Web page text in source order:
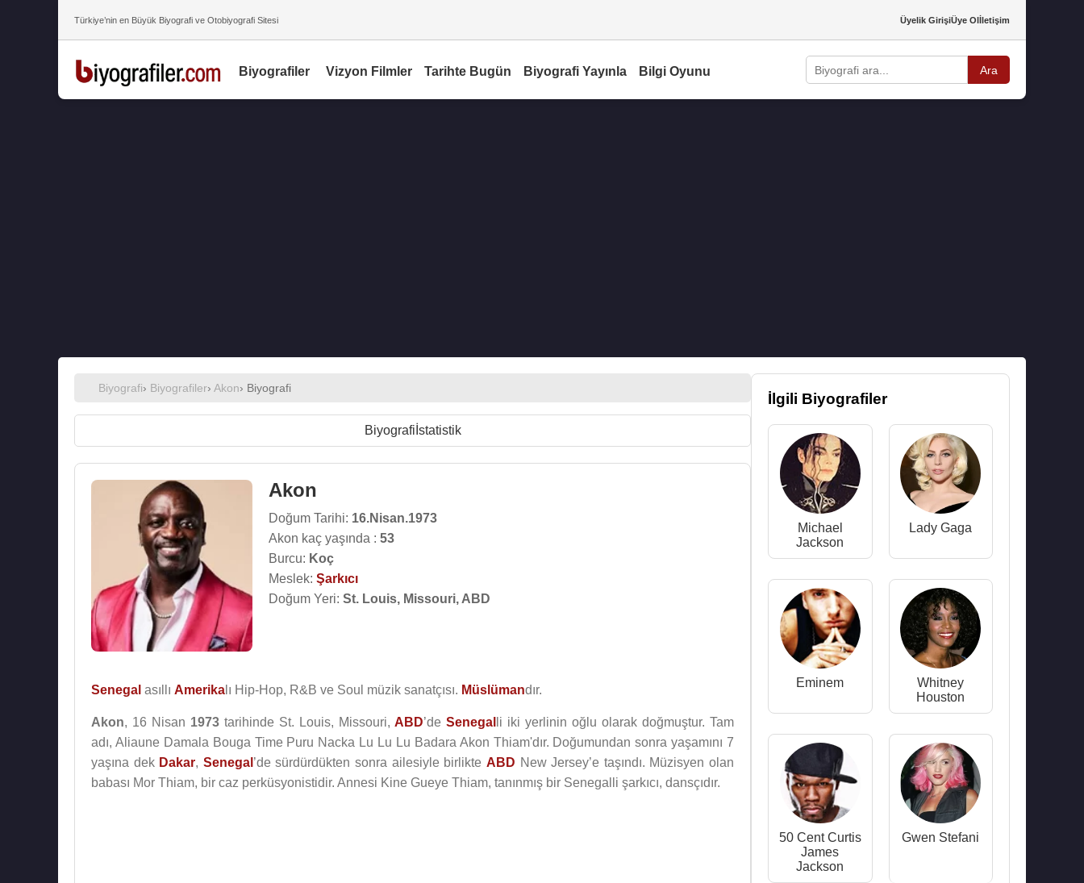
Türkiye’nin en Büyük Biyografi ve Otobiyografi Sitesi Üyelik GirişiÜye Olİletişim
Biyografiler Vizyon Filmler Tarihte Bugün Biyografi Yayınla Bilgi Oyunu Ara
Biyografi› Biyografiler› Akon› Biyografi
Biyografi İstatistik
Akon
Doğum Tarihi: 16.Nisan.1973
Akon kaç yaşında : 53
Burcu: Koç
Meslek: Şarkıcı
Doğum Yeri: St. Louis, Missouri, ABD
Senegal asıllı Amerika lı Hip-Hop, R&B ve Soul müzik sanatçısı. Müslümandır.
Akon, 16 Nisan 1973tarihinde St. Louis, Missouri,ABD’deSenegal li iki yerlinin oğlu olarak doğmuştur. Tam
adı, Aliaune Damala Bouga Time Puru Nacka Lu Lu Lu Badara Akon Thiam'dır. Doğumundan sonra yaşamını 7
yaşına dek Dakar, Senegal ’de sürdürdükten sonra ailesiyle birlikte ABD New Jersey’e taşındı. Müzisyen olan
babası Mor Thiam, bir caz perküsyonistidir. Annesi Kine Gueye Thiam, tanınmış bir Senegalli şarkıcı, dansçıdır.
İlgili Biyografiler
Michael
Jackson
Lady Gaga
Eminem
Whitney
Houston
50 Cent Curtis
James
Jackson
Gwen Stefani